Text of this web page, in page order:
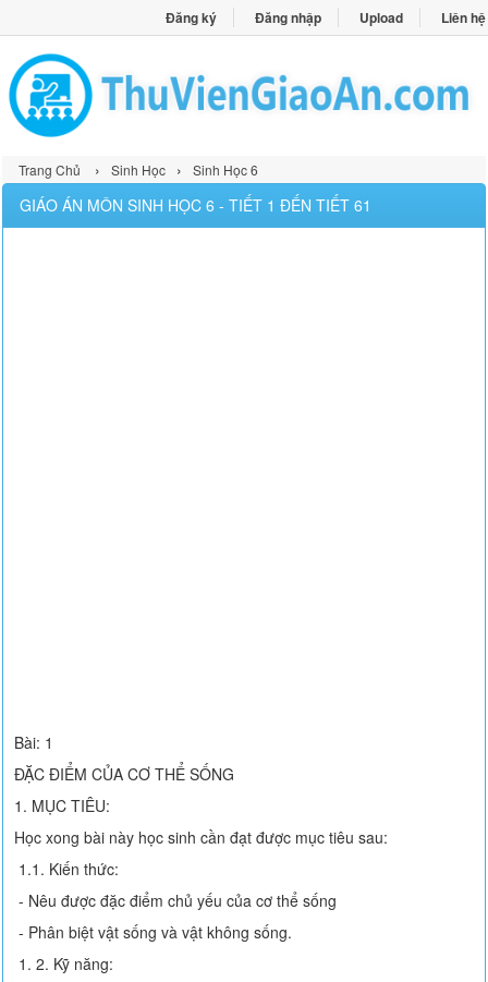
Đăng ký Đăng nhập Upload Liên hệ
Trang Chủ › Sinh Học › Sinh Học 6
GIÁO ÁN MÔN SINH HỌC 6 - TIẾT 1 ĐẾN TIẾT 61
Bài: 1
ĐẶC ĐIỂM CỦA CƠ THỂ SỐNG
1. MỤC TIÊU:
Học xong bài này học sinh cần đạt được mục tiêu sau:
1.1. Kiến thức:
- Nêu được đặc điểm chủ yếu của cơ thể sống
- Phân biệt vật sống và vật không sống.
1. 2. Kỹ năng: